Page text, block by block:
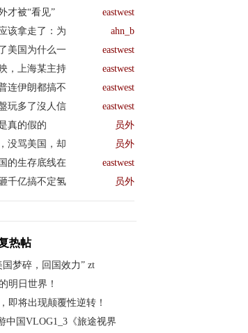
才被“看见” eastwest
该拿走了：为 ahn_b
美国为什么一 eastwest
，上海某主持 eastwest
连伊朗都搞不 eastwest
玩多了沒人信 eastwest
真的假的 员外
没骂美国，却 员外
的生存底线在 eastwest
千亿搞不定氢 员外
热帖
梦碎，回国效力” zt
明日世界！
即将出现颠覆性逆转！
中国VLOG1_3《旅途视界